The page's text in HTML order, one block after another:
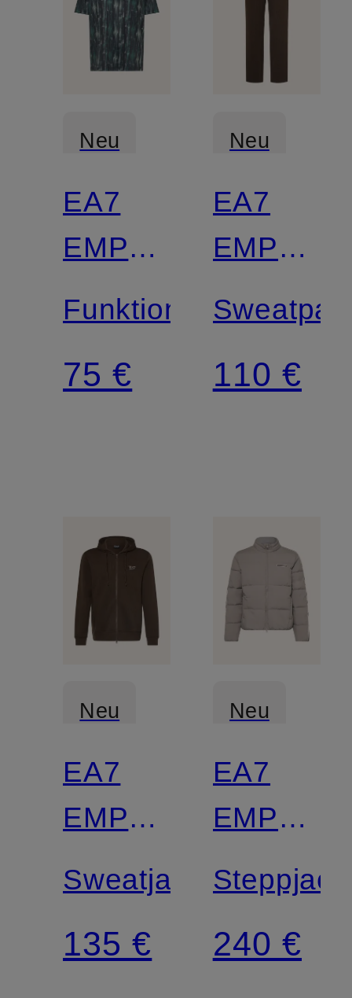
Neu
EA7
EMPORIO
ARMANI
Funktionsshirt
75 €
Neu
EA7
ARMANI
110 €
Neu
EA7
EMPORIO
ARMANI
Sweatjacke
135 €
Neu
EA7
ARMANI
240 €